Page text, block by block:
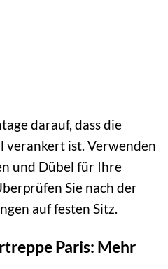
darauf, dass die
verankert ist. Verwenden
und Dübel für Ihre
Sie nach der
auf festen Sitz.
Paris: Mehr